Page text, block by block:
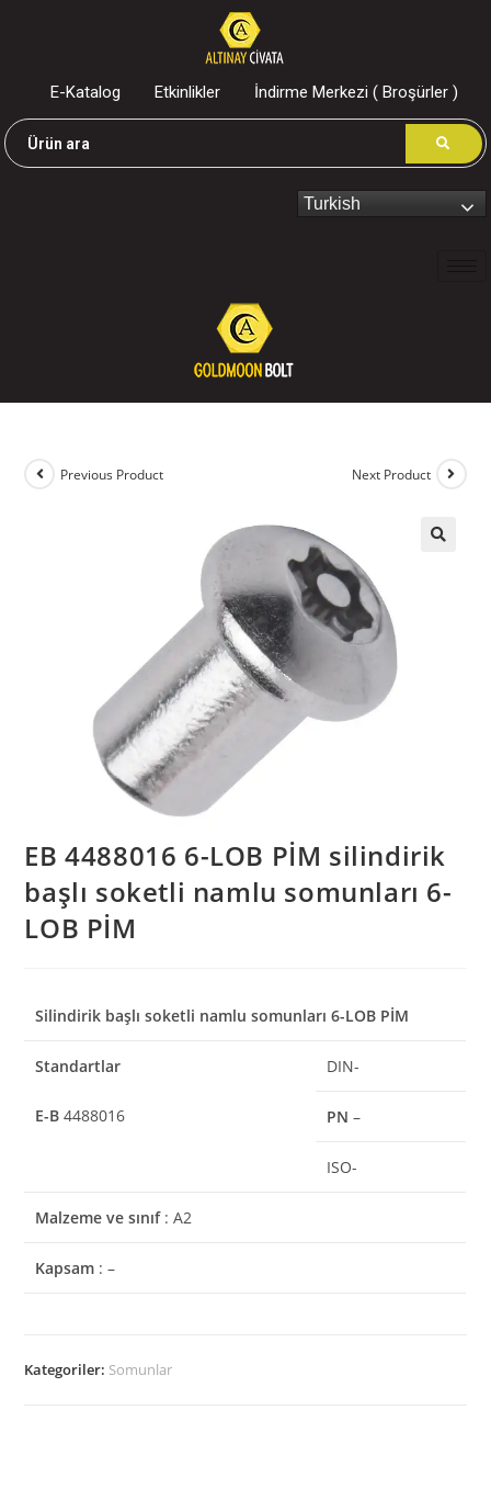
E-Katalog Etkinlikler İndirme Merkezi ( Broşürler )
Turkish
Previous Product Next Product
EB 4488016 6-LOB PİM silindirik
başlı soketli namlu somunları 6-
LOB PİM
Silindirik başlı soketli namlu somunları 6-LOB PİM
Standartlar
E-B 4488016
DIN-
PN –
ISO-
Malzeme ve sınıf: A2
Kapsam : –
Kategoriler: Somunlar